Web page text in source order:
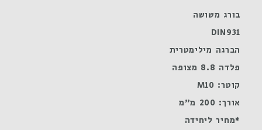
בורג משושה
DIN931
הברגה מילימטרית
פלדה 8.8 מצופה
קוטר: M10
אורך: 200 מ"מ
*מחיר ליחידה